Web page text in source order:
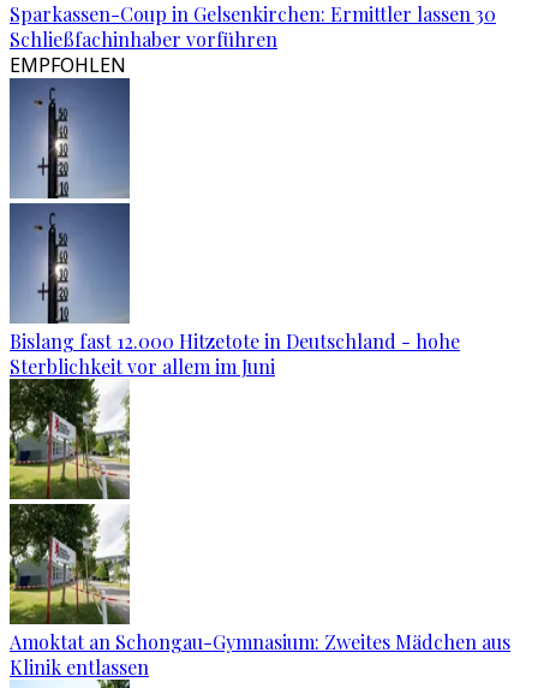
Sparkassen-Coup in Gelsenkirchen: Ermittler lassen 30
Schließfachinhaber vorführen
EMPFOHLEN
Bislang fast 12.000 Hitzetote in Deutschland - hohe
Sterblichkeit vor allem im Juni
Amoktat an Schongau-Gymnasium: Zweites Mädchen aus
Klinik entlassen